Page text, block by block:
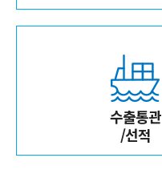
수출통관
/선적